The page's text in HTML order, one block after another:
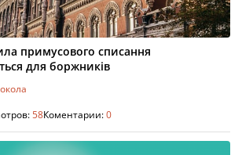
примусового списання
для боржників
58Коментарии:0